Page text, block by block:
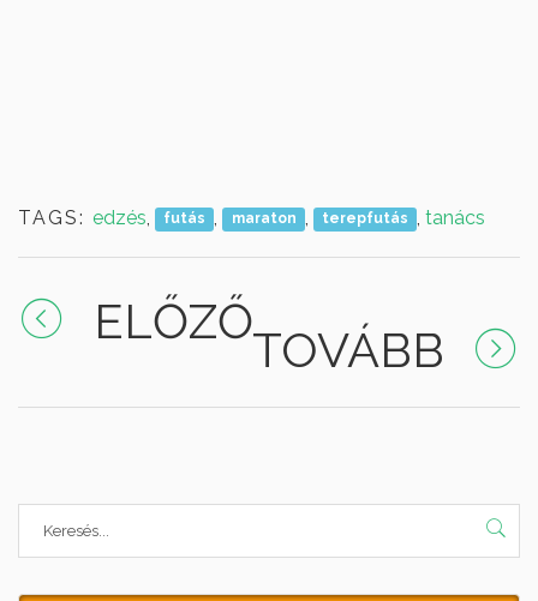
TAGS: edzés futás , maraton , terepfutás ,tanács
ELŐZŐ
TOVÁBB